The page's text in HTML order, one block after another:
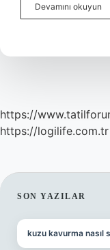
Devamını okuyun
https://
https://logilife.com.tr
SON YAZILAR
kuzu kavurma nasıl